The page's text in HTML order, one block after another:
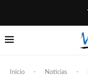
Inicio - Noticias -